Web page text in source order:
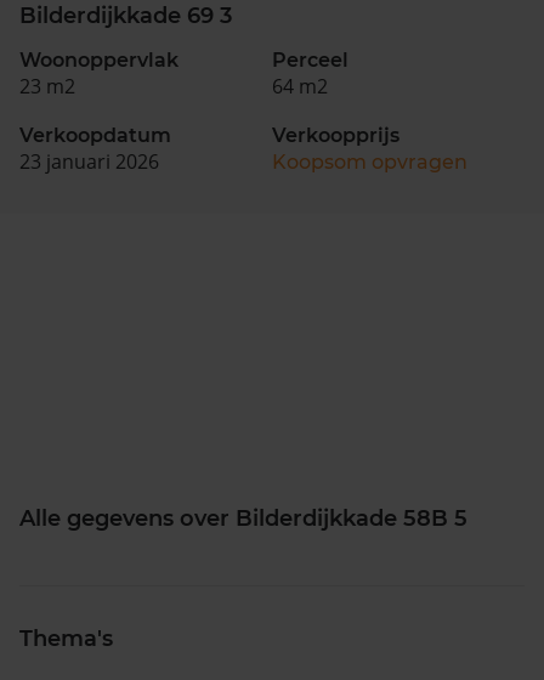
Bilderdijkkade 69 3
Woonoppervlak
23 m2
Perceel
64 m2
Verkoopdatum
23 januari 2026
Verkoopprijs
Koopsom opvragen
Alle gegevens over Bilderdijkkade 58B 5
Thema's